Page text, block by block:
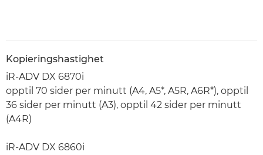
Kopieringshastighet
iR-ADV DX 6870i
opptil 70 sider per minutt (A4, A5*, A5R, A6R*), opptil
36 sider per minutt (A3), opptil 42 sider per minutt
(A4R)
iR-ADV DX 6860i